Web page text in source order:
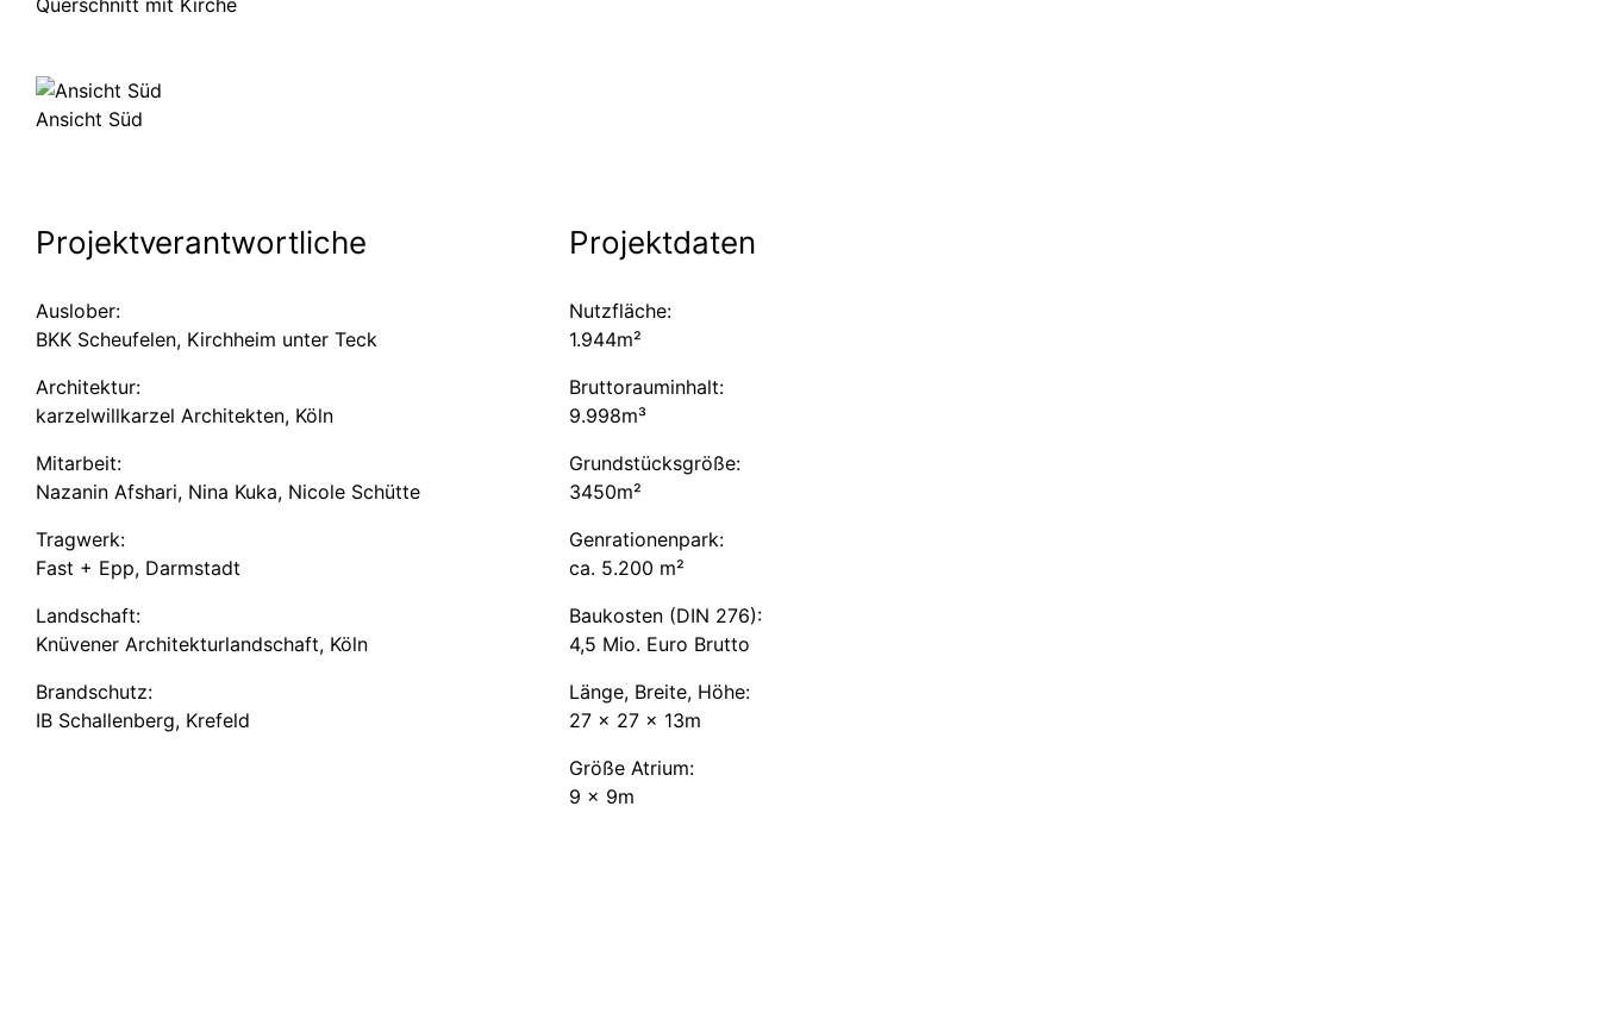
Querschnitt mit Kirche
Ansicht Süd
Projekt­ver­ant­wortliche
Auslober:
BKK Scheufelen, Kirchheim unter Teck
Architektur:
karzel­will­karzel Architekten, Köln
Mitarbeit:
Nazanin Afshari, Nina Kuka, Nicole Schütte
Tragwerk:
Fast + Epp, Darmstadt
Landschaft:
Knüvener Architek­tur­land­schaft, Köln
Brandschutz:
IB Schallenberg, Krefeld
Projektdaten
Nutzfläche:
1.944m²
Brutto­raum­inhalt:
9.998m³
Grundstücksgröße:
3450m²
Genratio­nenpark:
ca. 5.200 m²
Baukosten (DIN 276):
4,5 Mio. Euro Brutto
Länge, Breite, Höhe:
27 x 27 x 13m
Größe Atrium:
9 x 9m